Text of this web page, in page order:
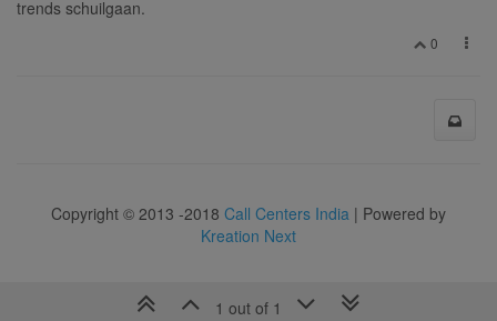
trends schuilgaan.
0
1 out of 1
Copyright © 2013 -2018 Call Centers India | Powered by
Kreation Next